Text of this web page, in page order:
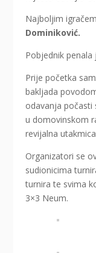
Najboljim
Dominiković.
Pobjednik penala
Prije početka
bakljada
odavanja počasti
u domovinskom
revijalna
Organizatori se
sudionicima
turnira te svima
3×3 Neum.